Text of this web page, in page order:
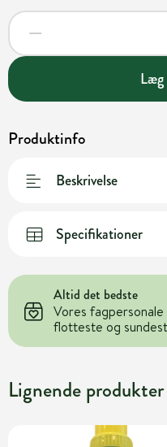
Læg
Produktinfo
Beskrivelse
Specifikationer
Altid det bedste
Vores
flotteste og
Lignende produkter